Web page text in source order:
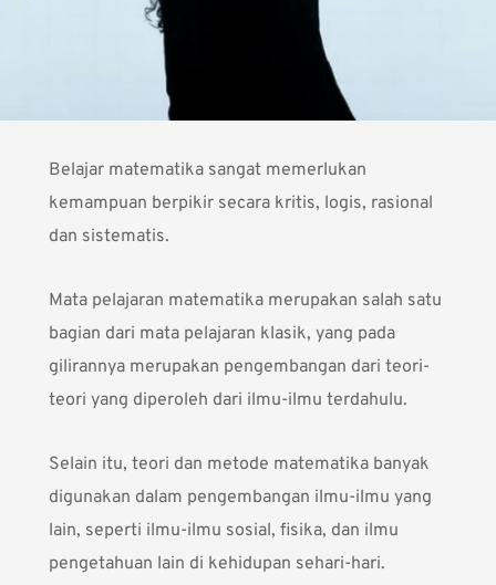
Belajar matematika sangat memerlukan
kemampuan berpikir secara kritis, logis, rasional
dan sistematis.
Mata pelajaran matematika merupakan salah satu
bagian dari mata pelajaran klasik, yang pada
gilirannya merupakan pengembangan dari teori-
teori yang diperoleh dari ilmu-ilmu terdahulu.
Selain itu, teori dan metode matematika banyak
digunakan dalam pengembangan ilmu-ilmu yang
lain, seperti ilmu-ilmu sosial, fisika, dan ilmu
pengetahuan lain di kehidupan sehari-hari.